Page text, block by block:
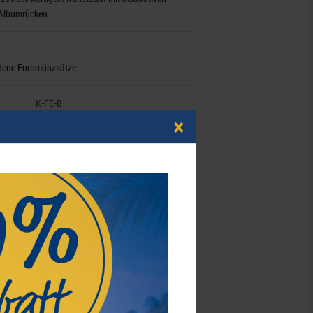
Euromünzsätze.
K-FE-B
Deutschland,info@kobra.de
×